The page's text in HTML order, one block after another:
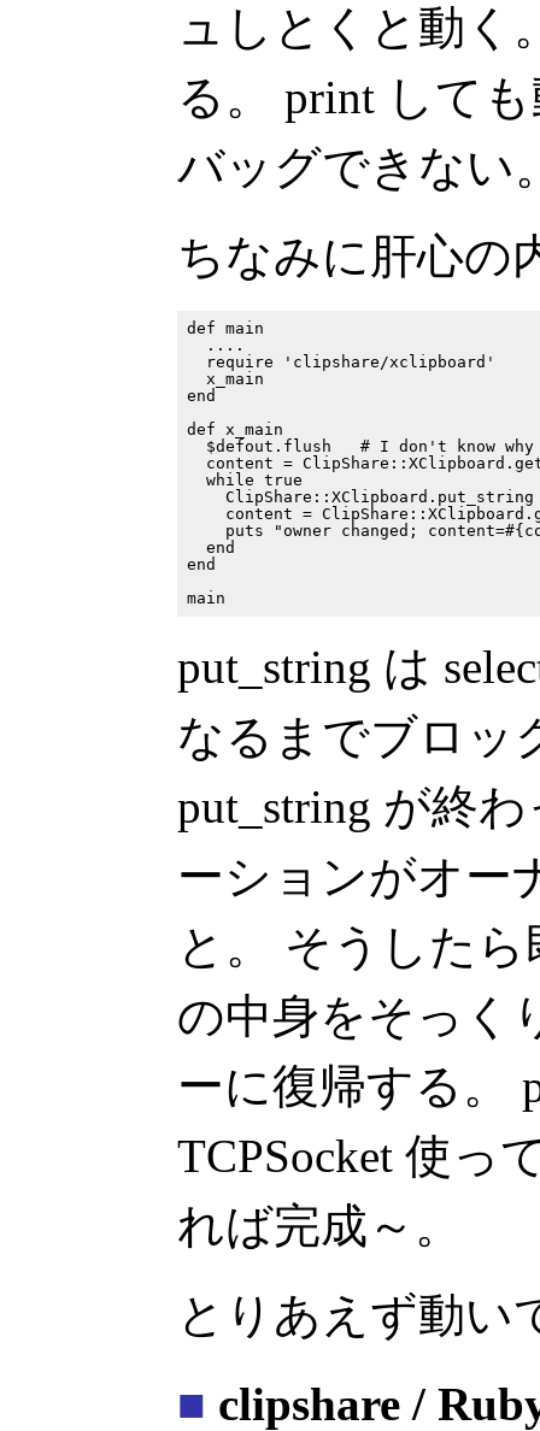
ュしとくと動く
る。 print して
バッグできない
ちなみに肝心の
def main
  ....
  require 'clipshare/xclipboard'
  x_main
end
def x_main
$defout.flush   # I don't know
content =
  while true
ClipShare::XClipboard.put_string
content =
puts "owner changed;
  end
end
put_string は
なるまでブロッ
put_string が終
ーションがオー
と。 そうした
の中身をそっく
ーに復帰する。
TCPSocket 使っ
れば完成～。
とりあえず動い
■ clipshare /